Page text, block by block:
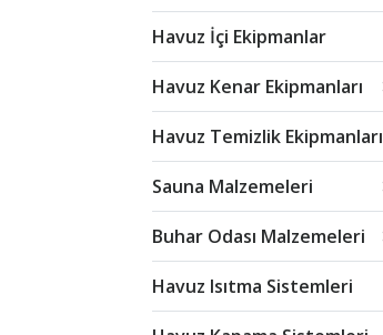
Havuz İçi Ekipmanlar
Havuz Kenar Ekipmanları
Havuz Temizlik Ekipmanları
Sauna Malzemeleri
Buhar Odası Malzemeleri
Havuz Isıtma Sistemleri